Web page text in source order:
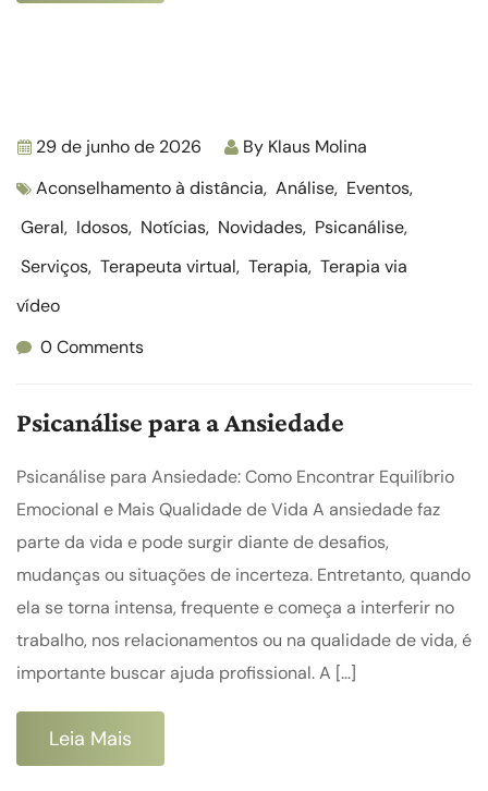
29 de junho de 2026 By Klaus Molina
Aconselhamento à distância, Análise, Eventos,
Geral, Idosos, Notícias, Novidades, Psicanálise,
Serviços, Terapeuta virtual, Terapia, Terapia via
vídeo
0 Comments
Psicanálise para a Ansiedade
Psicanálise para Ansiedade: Como Encontrar Equilíbrio
Emocional e Mais Qualidade de Vida A ansiedade faz
parte da vida e pode surgir diante de desafios,
mudanças ou situações de incerteza. Entretanto, quando
ela se torna intensa, frequente e começa a interferir no
trabalho, nos relacionamentos ou na qualidade de vida, é
importante buscar ajuda profissional. A […]
Leia Mais